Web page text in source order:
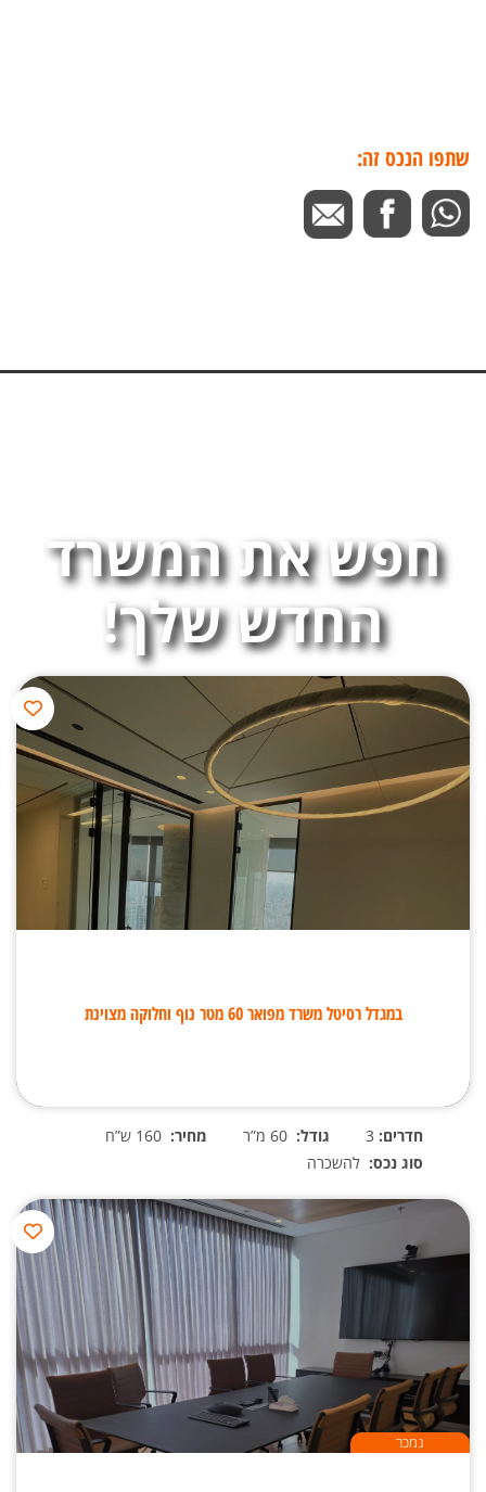
שתפו הנכס זה:
חפש את המשרד
החדש שלך!
במגדל רסיטל משרד מפואר 60 מטר נוף וחלוקה מצוינת
חדרים: גודל: מחיר:
סוג נכס: להשכרה
נמכר